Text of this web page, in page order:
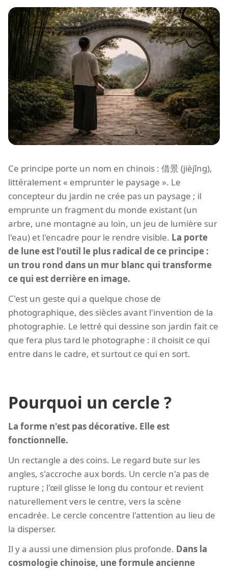
Ce principe porte un nom en chinois : 借景 (jièjǐng),
littéralement « emprunter le paysage ». Le
concepteur du jardin ne crée pas un paysage ; il
emprunte un fragment du monde existant (un
arbre, une montagne au loin, un jeu de lumière sur
l'eau) et l'encadre pour le rendre visible. La porte
de lune est l'outil le plus radical de ce principe :
un trou rond dans un mur blanc qui transforme
ce qui est derrière en image.
C'est un geste qui a quelque chose de
photographique, des siècles avant l'invention de la
photographie. Le lettré qui dessine son jardin fait ce
que fera plus tard le photographe : il choisit ce qui
entre dans le cadre, et surtout ce qui en sort.
Pourquoi un cercle ?
La forme n'est pas décorative. Elle est
fonctionnelle.
Un rectangle a des coins. Le regard bute sur les
angles, s'accroche aux bords. Un cercle n'a pas de
rupture ; l'œil glisse le long du contour et revient
naturellement vers le centre, vers la scène
encadrée. Le cercle concentre l'attention au lieu de
la disperser.
Il y a aussi une dimension plus profonde. Dans la
cosmologie chinoise, une formule ancienne